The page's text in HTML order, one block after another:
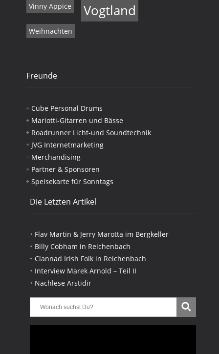
Vinny Appice
Vogtland
Weihnachten
Freunde
Cube Personal Drums
Mariotti-Gitarren und Bässe
Roadrunner Licht-und Soundtechnik
JVG Internetmarketing
Merchandising
Partner & Sponsoren
Speisekarte für Sonntags
Die Letzten Artikel
Flav Martin & Jerry Marotta im Bergkeller
Billy Cobham in Reichenbach
Clannad Irish Folk in Reichenbach
Interview Marek Arnold – Teil II
Nachlese Arstidir